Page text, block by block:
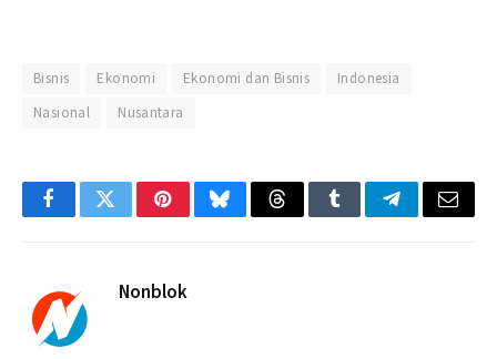
Bisnis Ekonomi Ekonomi dan Bisnis
Indonesia
Nasional
Nusantara
FacebookTwitterPinterestBlueskyThreadsTumblrTelegramEmail
Nonblok